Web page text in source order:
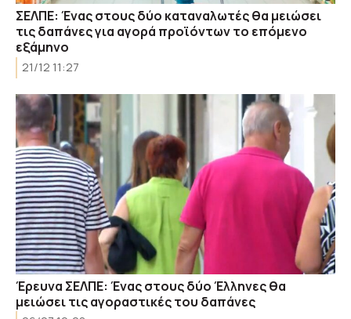
ΣΕΛΠΕ: Ένας στους δύο καταναλωτές θα μειώσει
τις δαπάνες για αγορά προϊόντων το επόμενο
εξάμηνο
21/12 11:27
Έρευνα ΣΕΛΠΕ: Ένας στους δύο Έλληνες θα
μειώσει τις αγοραστικές του δαπάνες